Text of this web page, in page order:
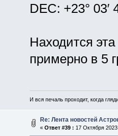
DEC: +23° 03′
Находится
примерно в 5
И вся печаль проходит, когда
Re: Лента новостей
« Ответ #39 : 17 Октября